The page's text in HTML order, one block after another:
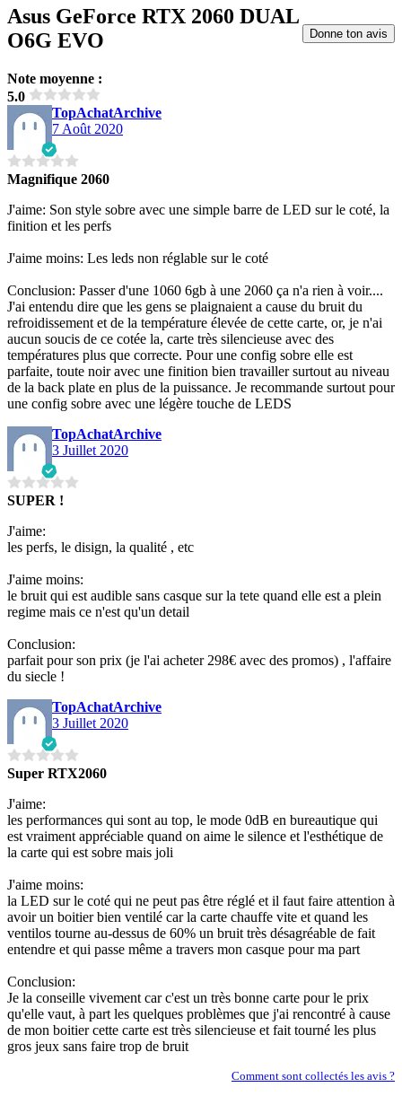
Asus GeForce RTX 2060 DUAL
O6G EVO
Note moyenne :
5.0
Donne ton avis
TopAchatArchive
7 Août 2020
Magnifique 2060
J'aime: Son style sobre avec une simple barre de LED sur le coté, la
finition et les perfs
J'aime moins: Les leds non réglable sur le coté
Conclusion: Passer d'une 1060 6gb à une 2060 ça n'a rien à voir....
J'ai entendu dire que les gens se plaignaient a cause du bruit du
refroidissement et de la température élevée de cette carte, or, je n'ai
aucun soucis de ce cotée la, carte très silencieuse avec des
températures plus que correcte. Pour une config sobre elle est
parfaite, toute noir avec une finition bien travailler surtout au niveau
de la back plate en plus de la puissance. Je recommande surtout pour
une config sobre avec une légère touche de LEDS
TopAchatArchive
3 Juillet 2020
SUPER !
J'aime:
les perfs, le disign, la qualité , etc
J'aime moins:
le bruit qui est audible sans casque sur la tete quand elle est a plein
regime mais ce n'est qu'un detail
Conclusion:
parfait pour son prix (je l'ai acheter 298€ avec des promos) , l'affaire
du siecle !
TopAchatArchive
3 Juillet 2020
Super RTX2060
J'aime:
les performances qui sont au top, le mode 0dB en bureautique qui
est vraiment appréciable quand on aime le silence et l'esthétique de
la carte qui est sobre mais joli
J'aime moins:
la LED sur le coté qui ne peut pas être réglé et il faut faire attention à
avoir un boitier bien ventilé car la carte chauffe vite et quand les
ventilos tourne au-dessus de 60% un bruit très désagréable de fait
entendre et qui passe même a travers mon casque pour ma part
Conclusion:
Je la conseille vivement car c'est un très bonne carte pour le prix
qu'elle vaut, à part les quelques problèmes que j'ai rencontré à cause
de mon boitier cette carte est très silencieuse et fait tourné les plus
gros jeux sans faire trop de bruit
Comment sont collectés les avis ?